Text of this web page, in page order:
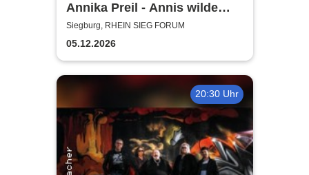
Annika Preil - Annis wilde
Tierabenteuer
Siegburg, RHEIN SIEG FORUM
05.12.2026
20:30 Uhr